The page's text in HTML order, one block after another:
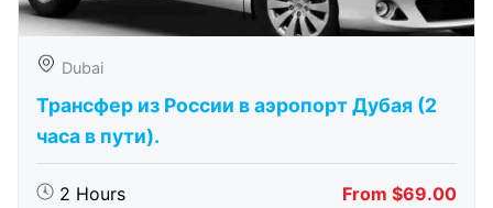
Dubai
Трансфер из России в аэропорт Дубая (2
часа в пути).
2 Hours From $69.00